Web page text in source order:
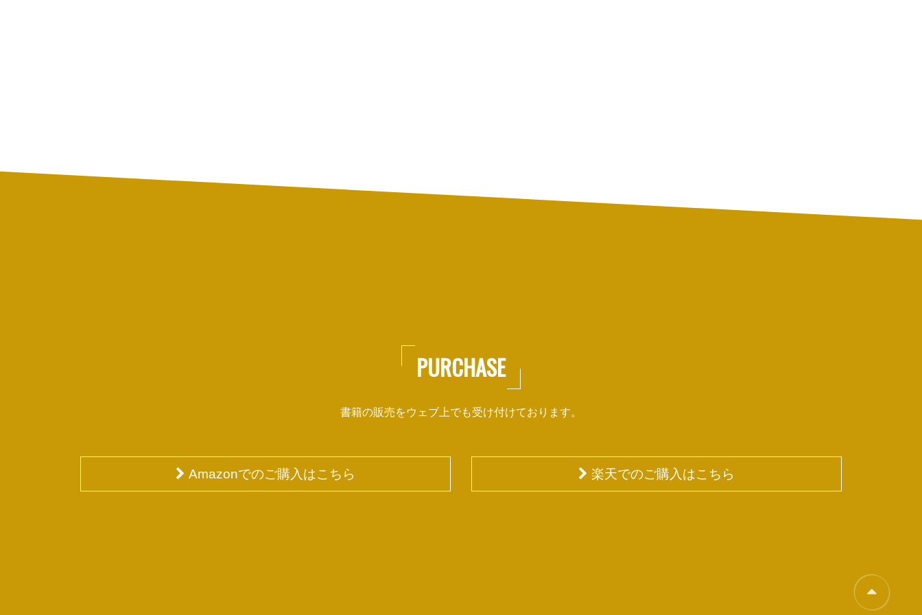
PURCHASE
書籍の販売をウェブ上でも受け付けております。
Amazonでのご購入はこちら 楽天でのご購入はこちら